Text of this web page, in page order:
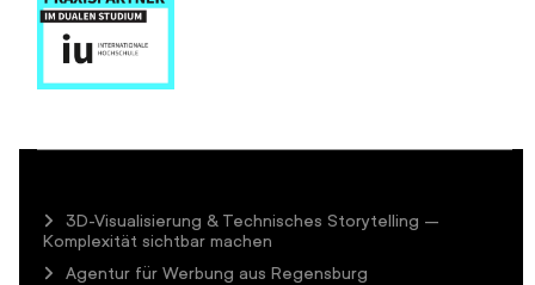
3D-Visualisierung & Technisches Storytelling –
Komplexität sichtbar machen
Agentur für Werbung aus Regensburg